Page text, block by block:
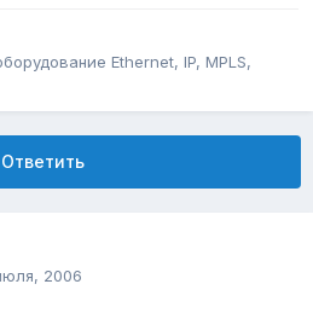
Ethernet, IP, MPLS,
Ответить
2006